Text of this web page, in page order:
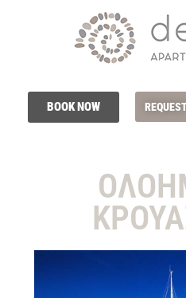
BOOK NOW